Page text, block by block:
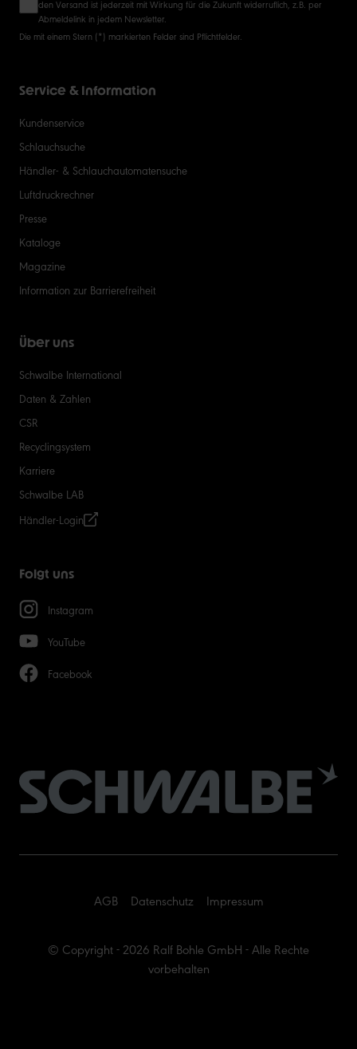
den Versand ist jederzeit mit Wirkung für die Zukunft widerruflich, z.B. per
Abmeldelink in jedem Newsletter.
Die mit einem Stern (*) markierten Felder sind Pflichtfelder.
Service & Information
Kundenservice
Schlauchsuche
Händler- & Schlauchautomatensuche
Luftdruckrechner
Presse
Kataloge
Magazine
Information zur Barrierefreiheit
Über uns
Schwalbe International
Daten & Zahlen
CSR
Recyclingsystem
Karriere
Schwalbe LAB
Händler-Login
Folgt uns
Instagram
YouTube
Facebook
© Copyright - 2026 Ralf Bohle GmbH - Alle Rechte
vorbehalten
AGB Datenschutz Impressum